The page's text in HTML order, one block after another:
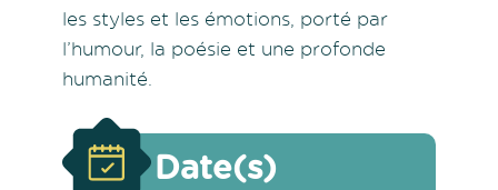
les styles et les émotions, porté par
l’humour, la poésie et une profonde
humanité.
Date(s)